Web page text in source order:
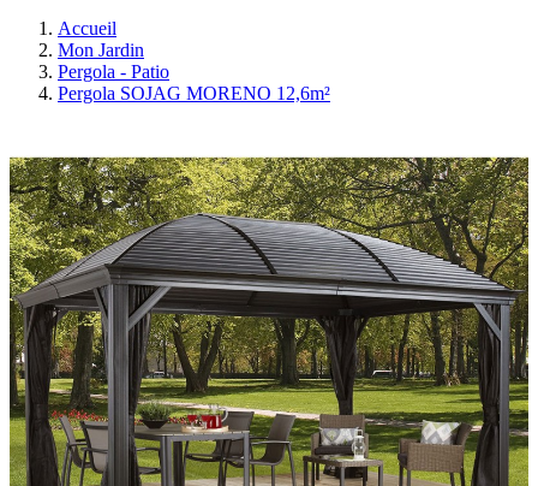
Accueil
Mon Jardin
Pergola - Patio
Pergola SOJAG MORENO 12,6m²